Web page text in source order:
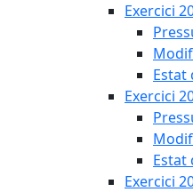
Exercici
Estat
Exercici
Estat
Exercici